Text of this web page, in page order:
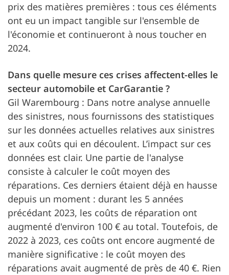
prix des matières premières : tous ces éléments
ont eu un impact tangible sur l'ensemble de
l'économie et continueront à nous toucher en
2024.
Dans quelle mesure ces crises affectent-elles le
secteur automobile et CarGarantie ?
Gil Warembourg : Dans notre analyse annuelle
des sinistres, nous fournissons des statistiques
sur les données actuelles relatives aux sinistres
et aux coûts qui en découlent. L’impact sur ces
données est clair. Une partie de l'analyse
consiste à calculer le coût moyen des
réparations. Ces derniers étaient déjà en hausse
depuis un moment : durant les 5 années
précédant 2023, les coûts de réparation ont
augmenté d'environ 100 € au total. Toutefois, de
2022 à 2023, ces coûts ont encore augmenté de
manière significative : le coût moyen des
réparations avait augmenté de près de 40 €. Rien